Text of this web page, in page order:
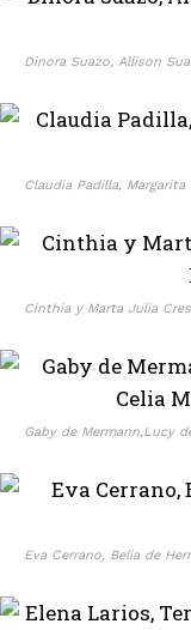
Dinora Suazo, Allison
Claudia Padilla,
Cinthia y Marta Julia
Gaby de Mermann,Lucy
Eva Cerrano, Belia de